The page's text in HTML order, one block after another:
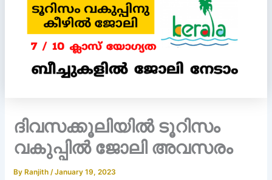
ദിവസക്കൂലിയിൽ ടൂറിസം
വകുപ്പിൽ ജോലി അവസരം
By Ranjith/January 19, 2023